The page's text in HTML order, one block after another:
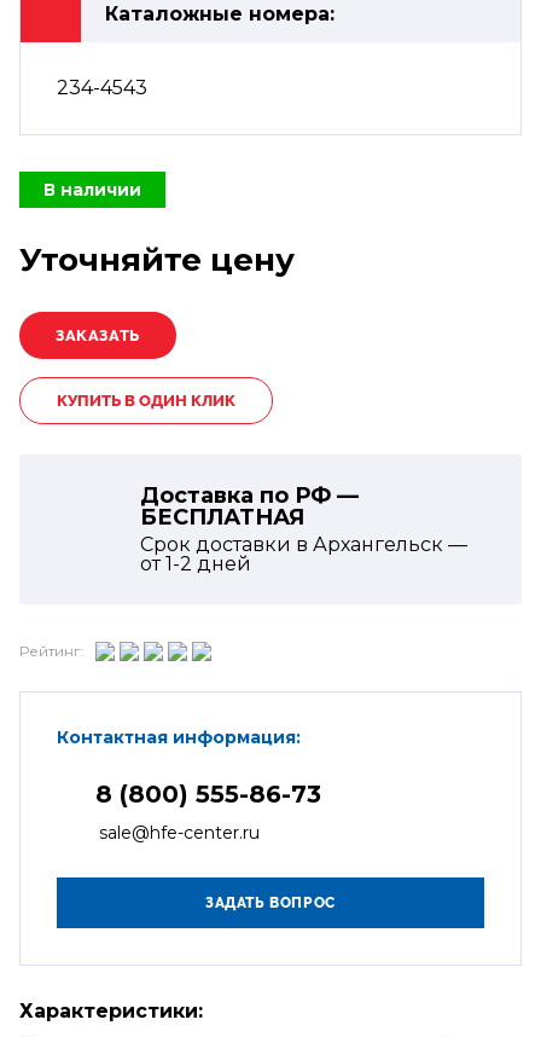
Каталожные номера:
234-4543
В наличии
Уточняйте цену
КУПИТЬ В ОДИН КЛИК
Доставка по РФ —
БЕСПЛАТНАЯ
Срок доставки в Архангельск —
от1-2 дней
Рейтинг:
Контактная информация:
8 (800) 555-86-73
sale@hfe-center.ru
Характеристики: